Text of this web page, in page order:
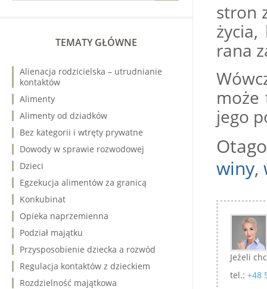
stron
rana
może
jego
winy,
Jeżeli
tel.: +48
TEMATY GŁÓWNE
Alienacja rodzicielska – utrudnianie
kontaktów
Alimenty
Alimenty od dziadków
Bez kategorii i wtręty prywatne
Dowody w sprawie rozwodowej
Dzieci
Egzekucja alimentów za granicą
Konkubinat
Opieka naprzemienna
Podział majątku
Przysposobienie dziecka a rozwód
Regulacja kontaktów z dzieckiem
Rozdzielność majątkowa